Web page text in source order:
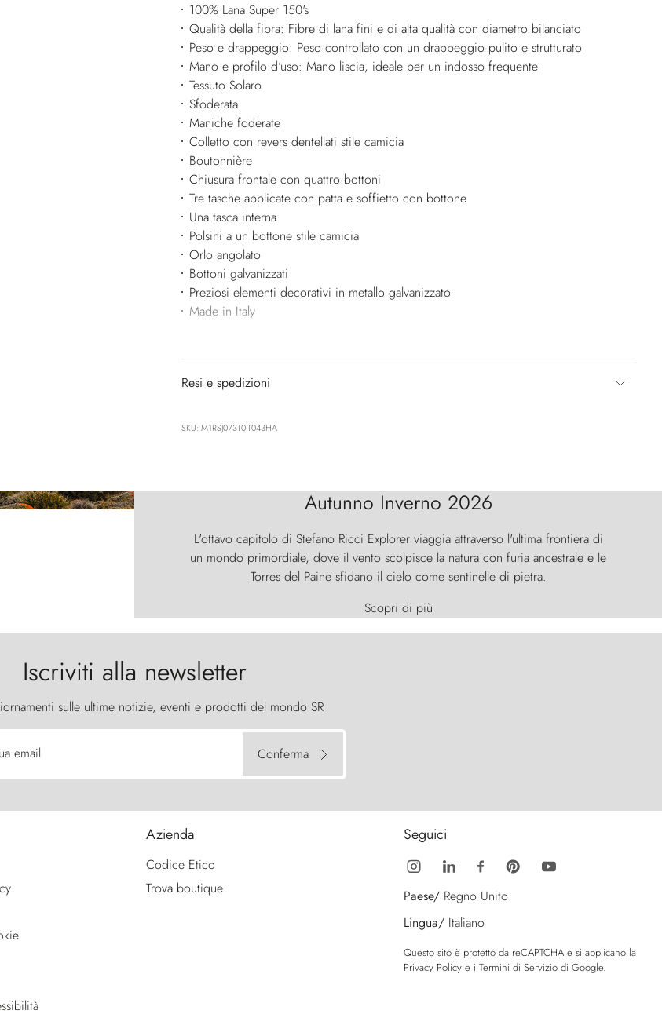
100% Lana Super 150's
Qualità della fibra: Fibre di lana fini e di alta qualità con diametro bilanciato
Peso e drappeggio: Peso controllato con un drappeggio pulito e strutturato
Mano e profilo d’uso: Mano liscia, ideale per un indosso frequente
Tessuto Solaro
Sfoderata
Maniche foderate
Colletto con revers dentellati stile camicia
Boutonnière
Chiusura frontale con quattro bottoni
Tre tasche applicate con patta e soffietto con bottone
Una tasca interna
Polsini a un bottone stile camicia
Orlo angolato
Bottoni galvanizzati
Preziosi elementi decorativi in metallo galvanizzato
Made in Italy
Resi e spedizioni
SKU: M1RSJ073T0-T043HA
Autunno Inverno 2026
L'ottavo capitolo di Stefano Ricci Explorer viaggia attraverso l'ultima frontiera di
un mondo primordiale, dove il vento scolpisce la natura con furia ancestrale e le
Torres del Paine sfidano il cielo come sentinelle di pietra.
Scopri di più
Iscriviti alla newsletter
sulle ultime notizie, eventi e prodotti del mondo SR
email Conferma
Azienda
Codice Etico
Trova boutique
Seguici
Paese/ Regno Unito
Lingua/ Italiano
Questo sito è protetto da reCAPTCHA e si applicano la
Privacy Policy e i Termini di Servizio di Google.